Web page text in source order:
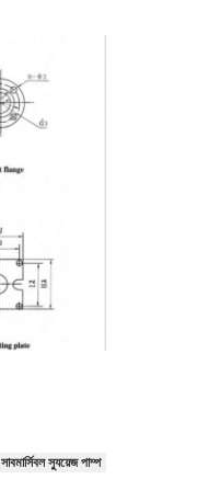
সাবমার্সিবল স্যুয়েজ পাম্প